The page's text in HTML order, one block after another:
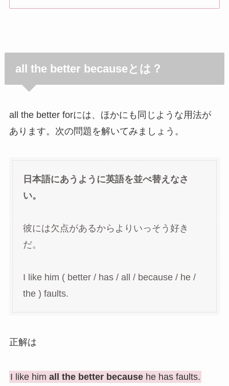
all the better becauseとは？
all the better forには、ほかにも同じような用法が
あります。次の問題を解いてみましょう。
日本語にあうように英語を並べ替えなさ
い。
彼には欠点があるからよりいっそう好き
だ。
I like him ( better / has / all / because / he /
the ) faults.
正解は
I like him all the better becausehe has faults.